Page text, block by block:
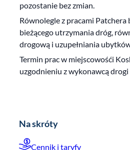
Na skróty
Cennik i taryfy
pozostanie bez zmian.
Równolegle z pracami
bieżącego utrzymania dróg,
drogową i uzupełniania
Termin prac w miejscowośći
uzgodnieniu z wykonawcą